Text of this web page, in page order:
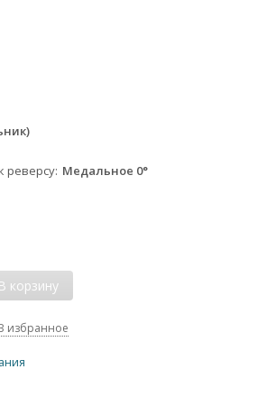
реверсу Медальное 0°
В корзину
избранное